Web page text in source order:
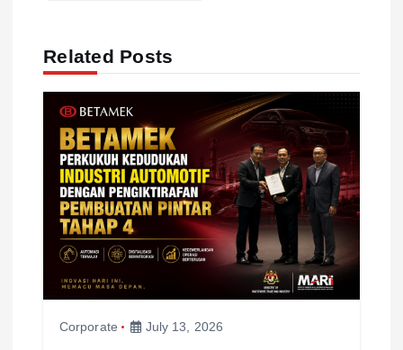
v
Related Posts
Corporate July 13, 2026